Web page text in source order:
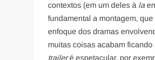
contextos (em um deles à la
fundamental a montagem,
enfoque dos dramas
muitas coisas acabam
traileré espetacular, por